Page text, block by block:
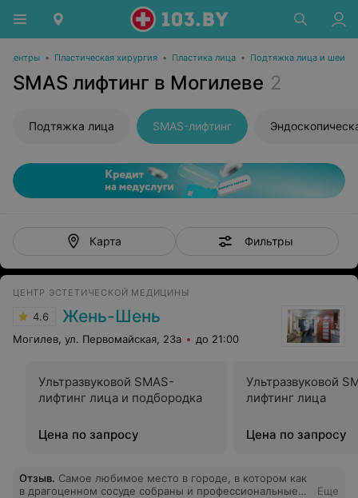
центры • Пластическая хирургия • Пластика лица • Подтяжка лица и шеи
SMAS лифтинг в Могилеве 2
Подтяжка лица SMAS-лифтинг
Карта Фильтры
ЦЕНТР ЭСТЕТИЧЕСКОЙ МЕДИЦИНЫ
4.6 Жень-Шень
Могилев, ул. Первомайская, 23а до 21:00
Ультразвуковой SMAS-
лифтинг лица и подбородка
Цена по запросу
Ультразвуковой
лифтинг лица
Цена по запросу
Отзыв. Самое любимое место в городе, в котором как
в драгоценном сосуде собраны и профессиональные
Еще